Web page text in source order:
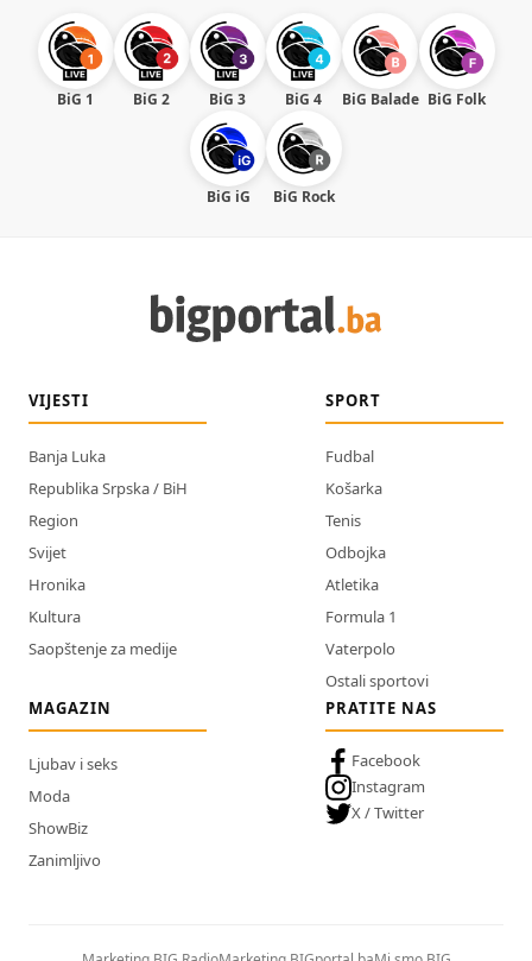
BiG 1 BiG 2 BiG 3 BiG 4 BiG Balade BiG Folk
BiG iG BiG Rock
VIJESTI
Banja Luka
Republika Srpska / BiH
Region
Svijet
Hronika
Kultura
Saopštenje za medije
SPORT
Fudbal
Košarka
Tenis
Odbojka
Atletika
Formula 1
Vaterpolo
Ostali sportovi
MAGAZIN
Ljubav i seks
Moda
ShowBiz
Zanimljivo
PRATITE NAS
Facebook
Instagram
X / Twitter